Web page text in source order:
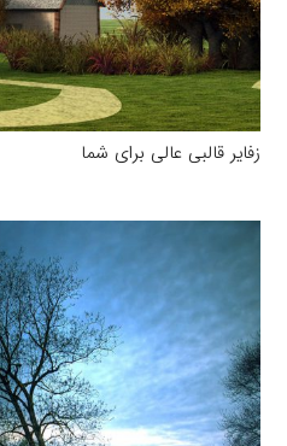
زفایر قالبی عالی برای شما